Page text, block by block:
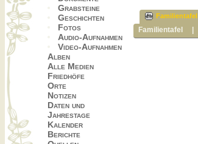
Grabsteine
Geschichten
Fotos
Audio-Aufnahmen
Video-Aufnahmen
Alben
Alle Medien
Friedhöfe
Orte
Notizen
Daten und
Jahrestage
Kalender
Berichte
Familientafel
Familientafel